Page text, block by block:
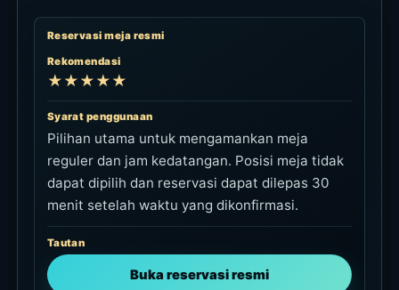
Reservasi meja resmi
Rekomendasi
★★★★★
Syarat penggunaan
Pilihan utama untuk mengamankan meja
reguler dan jam kedatangan. Posisi meja tidak
dapat dipilih dan reservasi dapat dilepas 30
menit setelah waktu yang dikonfirmasi.
Tautan
Buka reservasi resmi